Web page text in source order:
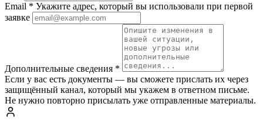
Email * Укажите адрес, который вы использовали при первой
заявке
Дополнительные сведения *
Если у вас есть документы — вы сможете прислать их через
защищённый канал, который мы укажем в ответном письме.
Не нужно повторно присылать уже отправленные материалы.